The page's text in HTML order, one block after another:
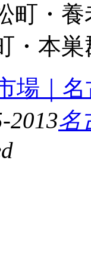
町・
・本
場｜名
2013名